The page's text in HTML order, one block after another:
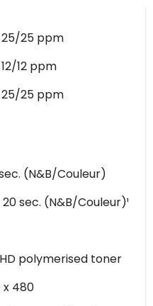
25/25 ppm
12 ppm
25/25 ppm
(N&B/Couleur)
sec. (N&B/Couleur)¹
polymerised toner
x 480